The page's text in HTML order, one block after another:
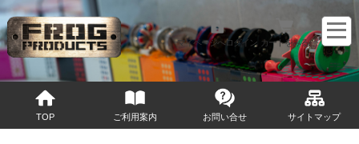
マイページへログイン カートをみる
TOP ご利用案内 お問い合せ サイトマップ